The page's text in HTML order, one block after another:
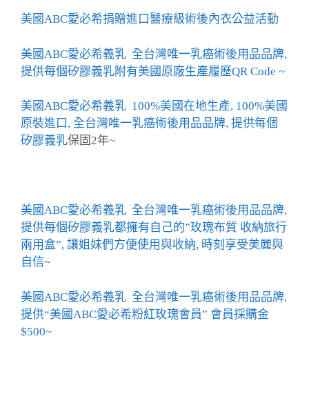
美國ABC愛必希捐贈進口醫療級術後內衣公益活動
美國ABC愛必希義乳 全台灣唯一乳癌術後用品品牌,
提供每個矽膠義乳附有美國原廠生產履歷QR Code ~
美國ABC愛必希義乳 100%美國在地生產, 100%美國
原裝進口, 全台灣唯一乳癌術後用品品牌, 提供每個
矽膠義乳保固2年~
美國ABC愛必希義乳 全台灣唯一乳癌術後用品品牌,
提供每個矽膠義乳都擁有自己的”玫瑰布質 收納旅行
兩用盒”, 讓姐妹們方便使用與收納, 時刻享受美麗與
自信~
美國ABC愛必希義乳 全台灣唯一乳癌術後用品品牌,
提供“美國ABC愛必希粉紅玫瑰會員” 會員採購金
$500~